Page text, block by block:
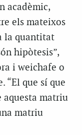
acadèmic,
els mateixos
la quantitat
hipòtesis”,
i weichafe o
“El que sí que
aquesta matriu
matriu